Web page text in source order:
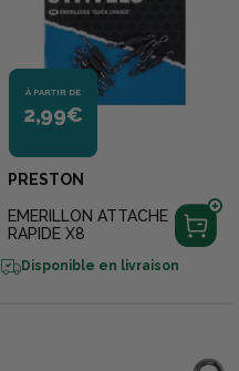
À PARTIR DE
2,99€
PRESTON
EMERILLON ATTACHE
RAPIDE X8
Disponible en livraison